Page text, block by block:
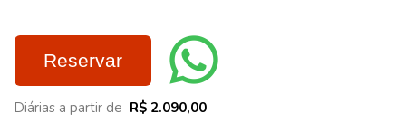
Reservar
Diárias a partir de R$ 2.090,00